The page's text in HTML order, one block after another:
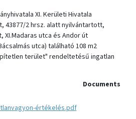
XI. Kerületi Hivatala
43877/2 hrsz. alatt nyilvántartott,
utca és Andor út
utca) található 108 m2
terület" rendeltetésű ingatlan
Documents
értékelés.pdf